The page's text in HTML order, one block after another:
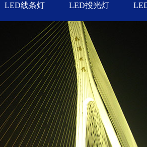
LED线条灯 LED投光灯